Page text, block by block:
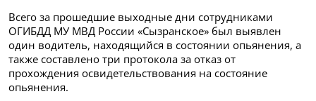
Всего за прошедшие выходные дни сотрудниками
ОГИБДД МУ МВД России «Сызранское» был выявлен
один водитель, находящийся в состоянии опьянения, а
также составлено три протокола за отказ от
прохождения освидетельствования на состояние
опьянения.